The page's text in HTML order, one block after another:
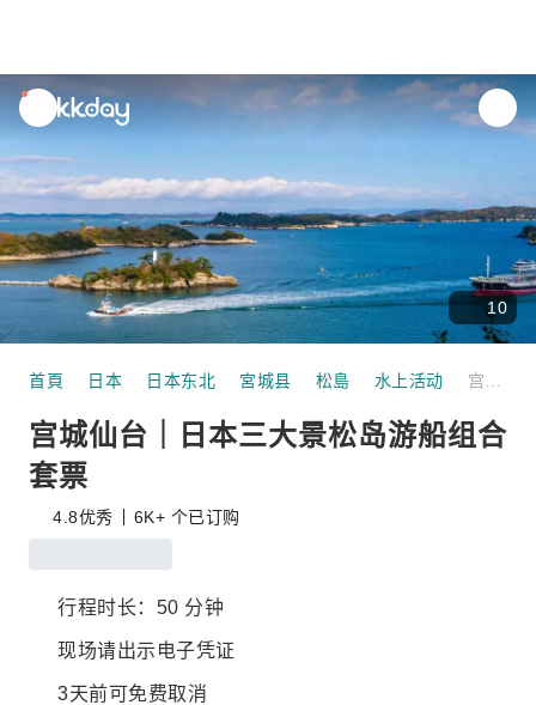
unread
notifications
10
首頁 日本 日本东北 宮城县 松島 水上活动
宫城仙台｜日本三大景松岛游船组合
套票
4.8优秀 6K+ 个已订购
行程时长：50 分钟
现场请出示电子凭证
3天前可免费取消